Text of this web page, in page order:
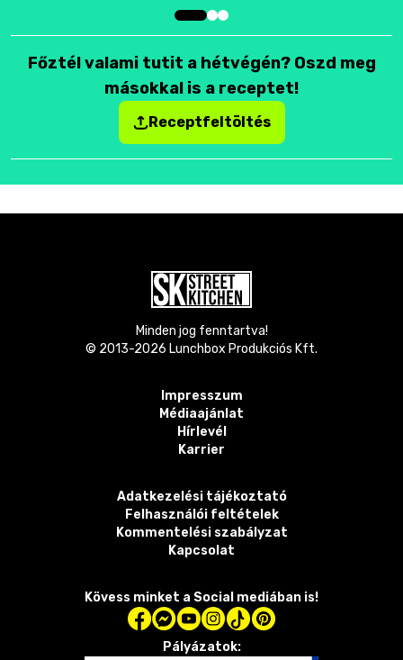
Főztél valami tutit a hétvégén? Oszd meg
másokkal is a receptet!
Receptfeltöltés
Minden jog fenntartva!
© 2013-2026 Lunchbox Produkciós Kft.
Impresszum
Médiaajánlat
Hírlevél
Karrier
Adatkezelési tájékoztató
Felhasználói feltételek
Kommentelési szabályzat
Kapcsolat
Kövess minket a Social mediában is!
Pályázatok: